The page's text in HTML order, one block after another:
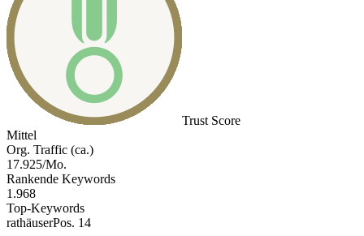
Trust Score
Mittel
Org. Traffic (ca.)
17.925/Mo.
Rankende Keywords
1.968
Top-Keywords
rathäuserPos. 14